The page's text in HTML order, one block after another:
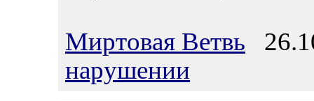
Миртовая Ветвь
нарушении